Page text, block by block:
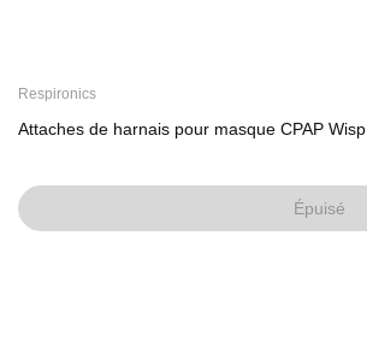
Épuisé
Respironics
Attaches de harnais pour masque CPAP Wisp